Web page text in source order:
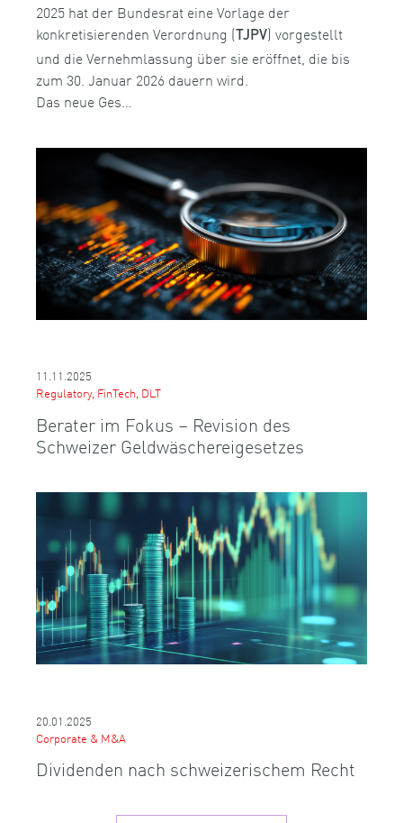
2025 hat der Bundesrat eine Vorlage der
konkretisierenden Verordnung ( TJPV) vorgestellt
und die Vernehmlassung über sie eröffnet, die bis
zum 30. Januar 2026 dauern wird.
Das neue Ges…
11.11.2025
Regulatory, FinTech, DLT
Berater im Fokus – Revision des
Schweizer Geldwäschereigesetzes
20.01.2025
Corporate & M&A
Dividenden nach schweizerischem Recht